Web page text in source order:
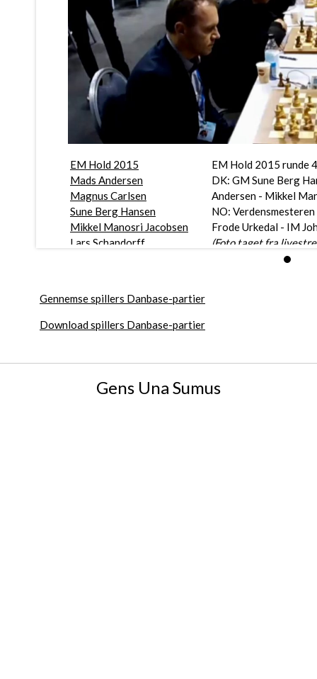
EM Hold 2015
Mads Andersen
Magnus Carlsen
Sune Berg Hansen
Mikkel Manosri Jacobsen
Lars Schandorff
EM Hold 2015 runde
DK: GM Sune Berg
Andersen - Mikkel
NO:
Frode Urkedal - IM
(Foto taget fra
Gennemse spillers Danbase-partier
Download spillers Danbase-partier
Gens Una Sumus